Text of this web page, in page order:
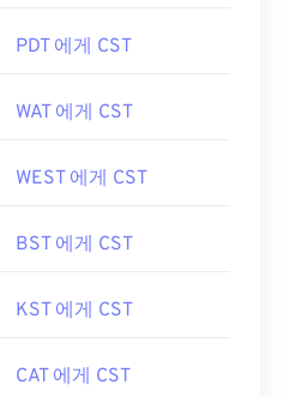
PDT 에게 CST
WAT 에게 CST
WEST 에게 CST
BST 에게 CST
KST 에게 CST
CAT 에게 CST